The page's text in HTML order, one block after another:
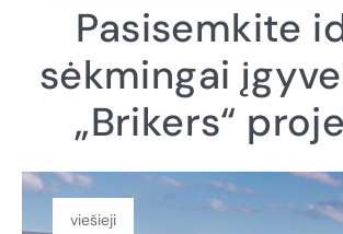
Pasisemkite
sėkmingai
„Brikers“
viešieji